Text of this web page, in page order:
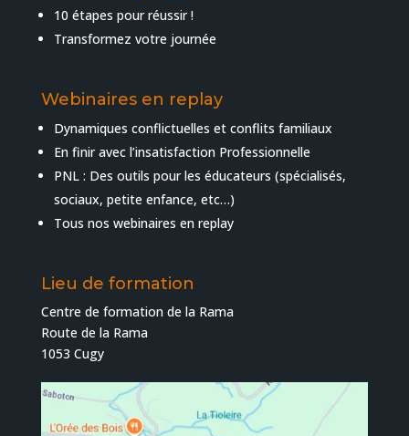
Ajouter au panier >>
Découvrir le contenu de
10 étapes pour réussir !
Transformez votre journée
Webinaires en replay
Dynamiques conflictuelles et conflits familiaux
En finir avec l’insatisfaction Professionnelle
PNL : Des outils pour les éducateurs (spécialisés,
sociaux, petite enfance, etc…)
Tous nos webinaires en replay
Lieu de formation
Centre de formation de la Rama
Route de la Rama
1053 Cugy